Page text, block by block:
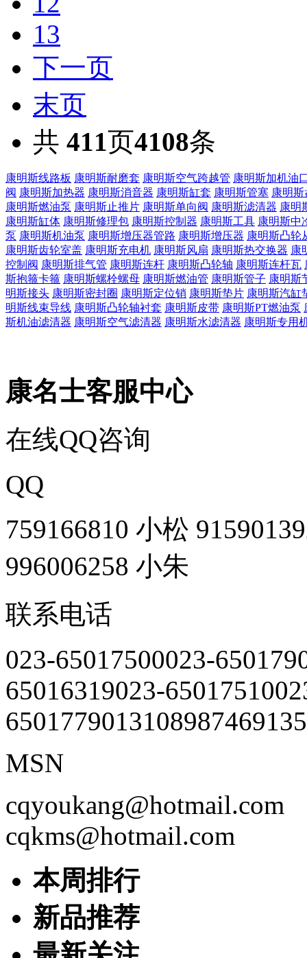
13
下一页
末页
共 411页4108条
康明斯线路板 康明斯耐磨套 康明斯空气跨越管 康明斯加机油
阀 康明斯加热器 康明斯消音器 康明斯缸套 康明斯管塞 康明
康明斯燃油泵 康明斯止推片 康明斯单向阀 康明斯滤清器 康明
康明斯缸体 康明斯修理包 康明斯控制器 康明斯工具 康明斯中
泵 康明斯机油泵 康明斯增压器管路 康明斯增压器 康明斯凸轮
康明斯齿轮室盖 康明斯充电机 康明斯风扇 康明斯热交换器 康
控制阀 康明斯排气管 康明斯连杆 康明斯凸轮轴 康明斯连杆瓦
斯抱箍卡箍 康明斯螺栓螺母 康明斯燃油管 康明斯管子 康明斯
明斯接头 康明斯密封圈 康明斯定位销 康明斯垫片 康明斯汽缸
明斯线束导线 康明斯凸轮轴衬套 康明斯皮带 康明斯PT燃油泵
斯机油滤清器 康明斯空气滤清器 康明斯水滤清器 康明斯专用
康名士客服中心
在线QQ咨询
QQ
759166810 小松
996006258 小朱
联系电话
023-65017500023-
65016319023-65017510
6501779013108987469
MSN
cqyoukang@hotmail.com
cqkms@hotmail.com
本周排行
新品推荐